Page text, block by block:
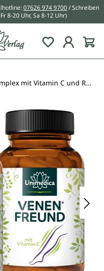
07626 974 9700/ Schreiben
8-20 Uhr, Sa 8-12 Uhr)
Du hast 0
2er-Sparset: Venenfreund* - Komplex mit Vitamin C und Rutin - 2 x 120 Kapseln - von Unimedica